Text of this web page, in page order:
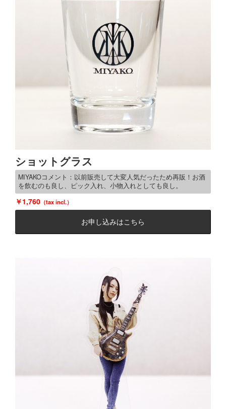
ショットグラス
MIYAKOコメント：以前販売して大変人気だったため再販！お酒
を飲むのも良し、ピック入れ、小物入れとしても良し。
1,760
お申し込みはこちら